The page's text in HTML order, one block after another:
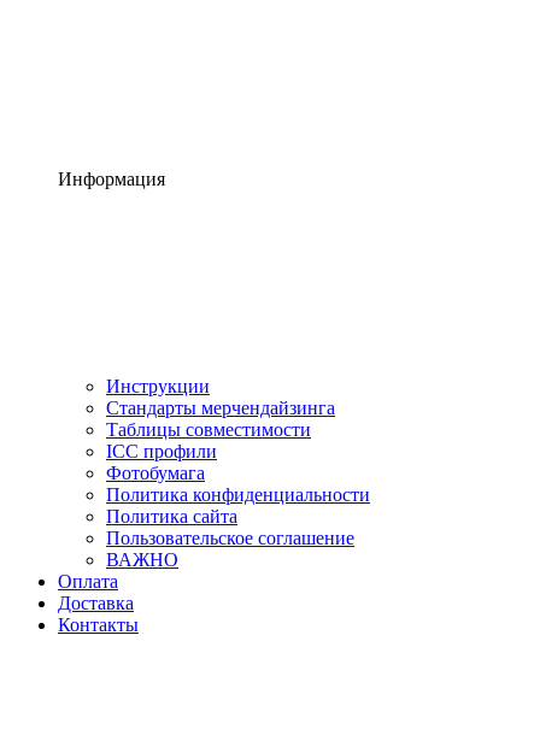
Информация
Инструкции
Стандарты мерчендайзинга
Таблицы совместимости
ICC профили
Фотобумага
Политика конфиденциальности
Политика сайта
Пользовательское соглашение
ВАЖНО
Оплата
Доставка
Контакты